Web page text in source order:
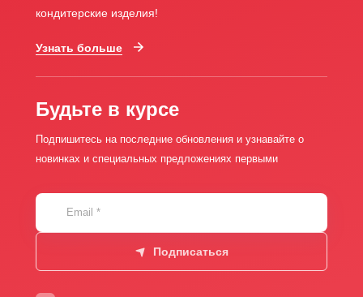
кондитерские изделия!
Узнать больше
Будьте в курсе
Подпишитесь на последние обновления и узнавайте о
новинках и специальных предложениях первыми
Email *
Подписаться